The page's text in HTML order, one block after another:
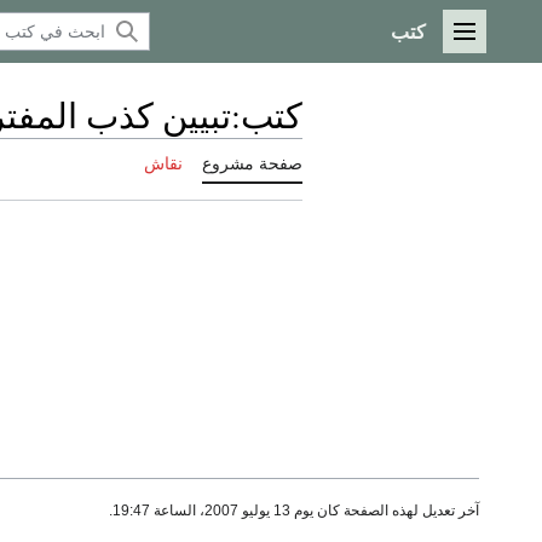
القائمة الرئيسية
كتب
كتب:تبيين كذب
صفحة مشروع نقاش
آخر تعديل لهذه الصفحة كان يوم 13 يوليو 2007، الساعة 19:47.